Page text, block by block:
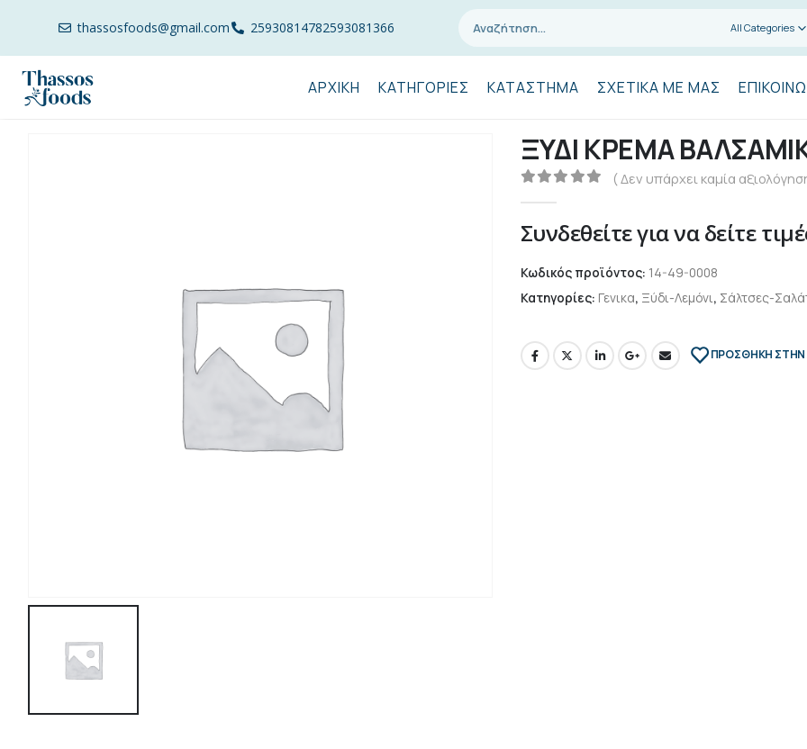
thassosfoods@gmail.com 25930814782593081366 All Categories
ΑΡΧΙΚΉ ΚΑΤΗΓΟΡΊΕΣ ΚΑΤΆΣΤΗΜΑ ΣΧΕΤΙΚΆ ΜΕ ΜΑΣ
ΞΥΔΙ ΚΡΕΜΑ
( Δεν υπάρχει καμία
Συνδεθείτε για να δείτε
Κωδικός προϊόντος: 14-49-0008
Κατηγορίες: Γενικα, Ξύδι-Λεμόνι, Σάλτσες-
ΠΡΌΣΘΉΚΗ ΣΤΗΝ